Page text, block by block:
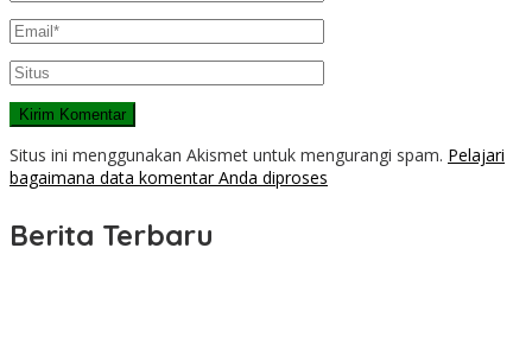
Situs ini menggunakan Akismet untuk mengurangi spam. Pelajari
bagaimana data komentar Anda diproses
Berita Terbaru